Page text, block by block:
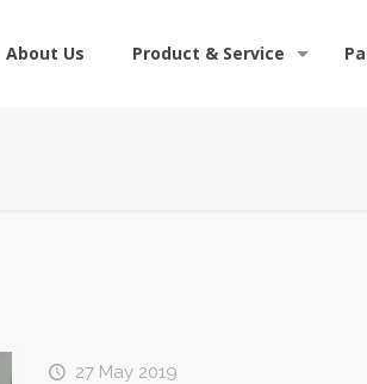
About Us Product & Service
27 May 2019